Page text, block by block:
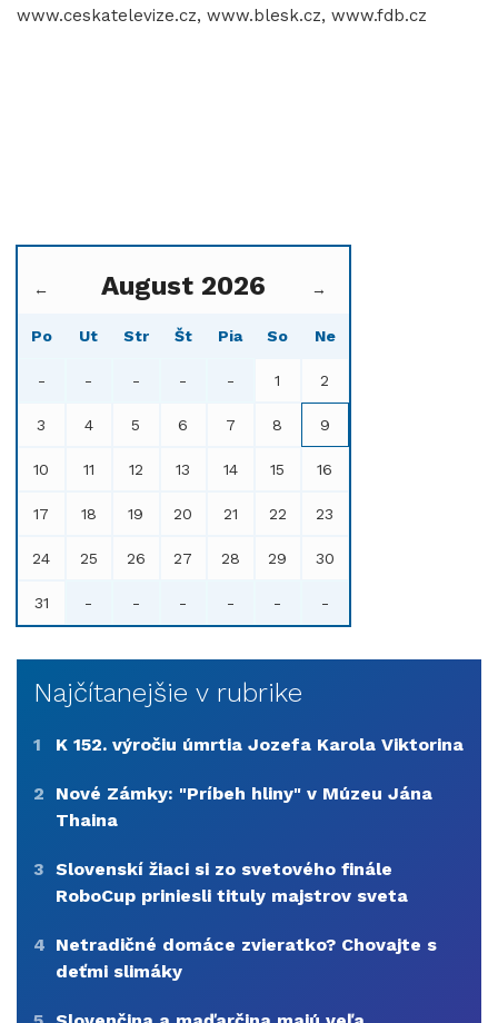
www.ceskatelevize.cz, www.blesk.cz, www.fdb.cz
← August 2026 →
Po Ut Str Št Pia So Ne
- - - - - 1 2
3 4 5 6 7 8 9
10 11 12 13 14 15 16
17 18 19 20 21 22 23
24 25 26 27 28 29 30
31 - - - - - -
Najčítanejšie v rubrike
1 K 152. výročiu úmrtia Jozefa Karola Viktorina
2
Nové Zámky: "Príbeh hliny" v Múzeu Jána
Thaina
3 Slovenskí žiaci si zo svetového finále
RoboCup priniesli tituly majstrov sveta
4 Netradičné domáce zvieratko? Chovajte s
deťmi slimáky